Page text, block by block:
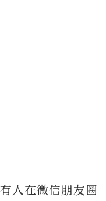
人在微信朋友圈